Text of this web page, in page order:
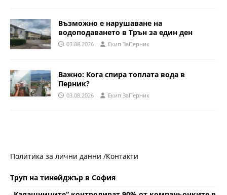
Възможно е нарушаване на
водоподаването в Трън за един ден
03.08.2026 Eкип ЗаПерник
Важно: Кога спира топлата вода в
Перник?
03.08.2026 Eкип ЗаПерник
Политика за лични данни /Контакти
Труп на тинейджър в София